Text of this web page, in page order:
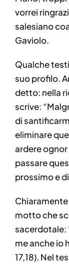
vorrei
salesiano
Gaviolo.
Qualche
suo profilo.
detto: nella
scrive:
di
eliminare
ardere ognor
passare
prossimo e
motto che
sacerdotale:
me anche io
17,18). Nel